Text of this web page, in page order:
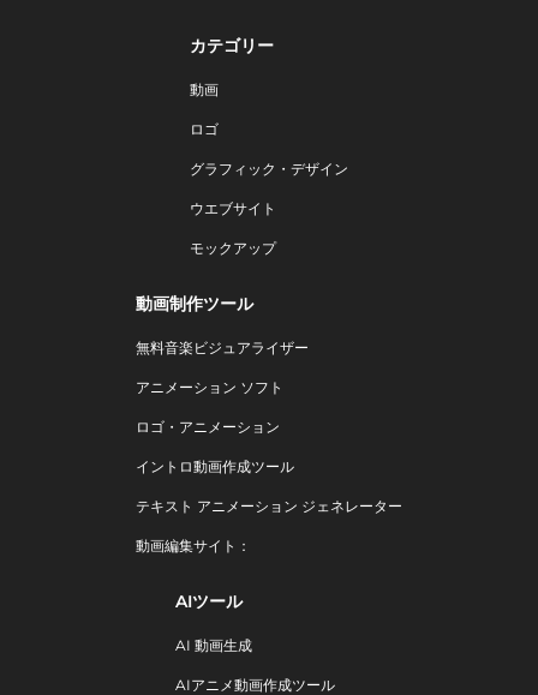
カテゴリー
動画
ロゴ
グラフィック・デザイン
ウエブサイト
モックアップ
動画制作ツール
無料音楽ビジュアライザー
アニメーション ソフト
ロゴ・アニメーション
イントロ動画作成ツール
テキスト アニメーション ジェネレーター
動画編集サイト：
AIツール
AI 動画生成
AIアニメ動画作成ツール